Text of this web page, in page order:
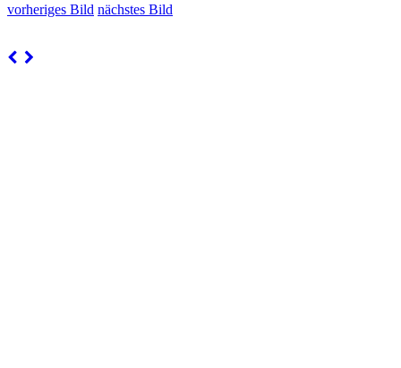
vorheriges Bild nächstes Bild